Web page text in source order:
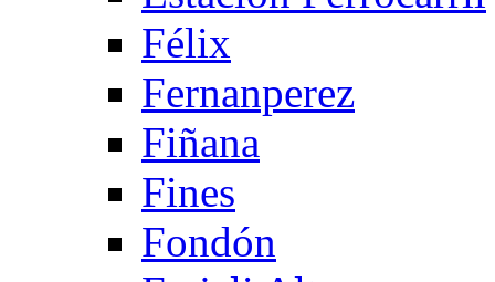
Félix
Fernanperez
Fiñana
Fines
Fondón